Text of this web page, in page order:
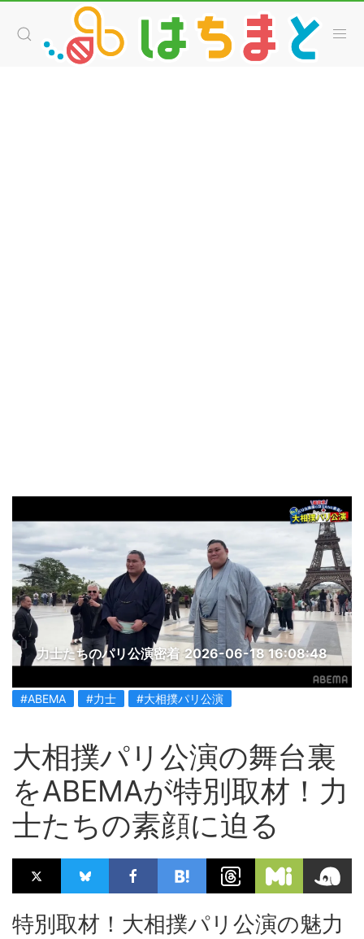
力士たちのパリ公演密着 2026-06-18 16:08:48
#ABEMA #力士 #大相撲パリ公演
大相撲パリ公演の舞台裏
をABEMAが特別取材！力
士たちの素顔に迫る
特別取材！大相撲パリ公演の魅力